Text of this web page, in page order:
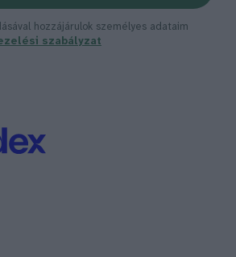
hozzájárulok személyes adataim
szabályzat